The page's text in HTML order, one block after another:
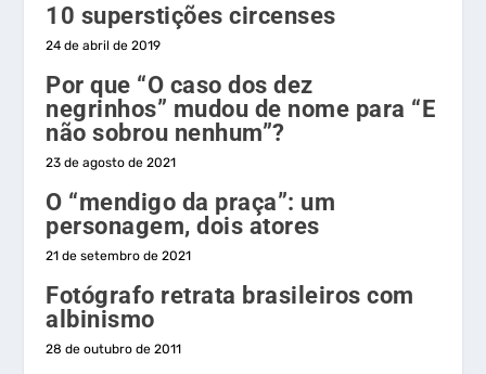
10 superstições circenses
24 de abril de 2019
Por que “O caso dos dez
negrinhos” mudou de nome para “E
não sobrou nenhum”?
23 de agosto de 2021
O “mendigo da praça”: um
personagem, dois atores
21 de setembro de 2021
Fotógrafo retrata brasileiros com
albinismo
28 de outubro de 2011